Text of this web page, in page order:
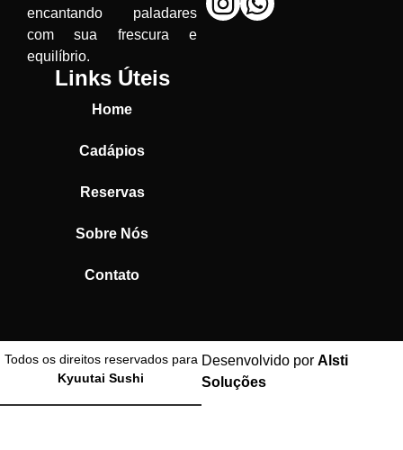
encantando paladares
com sua frescura e
equilíbrio.
Links Úteis
Home
Cadápios
Reservas
Sobre Nós
Contato
Todos os direitos reservados para
Kyuutai Sushi
Desenvolvido por Alsti
Soluções